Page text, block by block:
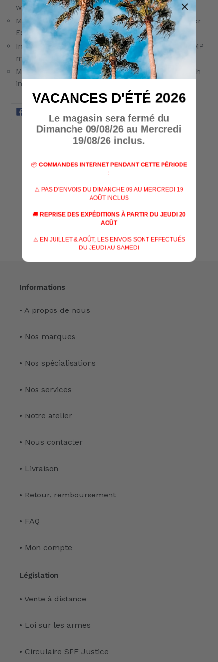
weapon too much
Made of the manufacturer's patented SI Polymer
Extreme plastic
Interacts with the extended foot of the Strike EMP
magazine
Mounting screw and corresponding allen wrench
included
SUR
FACEBOOK
SUR
TWITTER
AVIS CLIENTS
Soyez le premier à écrire un avis
Écrire un avis
Informations
• A propos de nous
• Nos marques
• Nos spécialisations
• Nos services
• Notre atelier
• Nous contacter
• Livraison
• Retour, remboursement
• FAQ
• Mon compte
Législation
• Vente à distance
• Loi sur les armes
• Circulaire SPF Justice
VACANCES D'ÉTÉ 2026
Le magasin sera fermé du
Dimanche 09/08/26 au Mercredi
19/08/26 inclus.
📦 COMMANDES INTERNET PENDANT CETTE PÉRIODE
:
⚠️ PAS D'ENVOIS DU DIMANCHE 09 AU MERCREDI 19
AOÛT INCLUS
🚚 REPRISE DES EXPÉDITIONS À PARTIR DU JEUDI 20
AOÛT
⚠️ EN JUILLET & AOÛT, LES ENVOIS SONT EFFECTUÉS
DU JEUDI AU SAMEDI